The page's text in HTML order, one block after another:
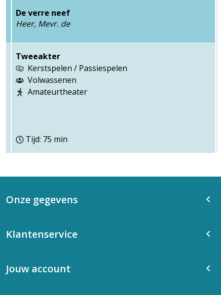
De verre neef
Heer, Mevr. de
Tweeakter
Kerstspelen / Passiespelen
Volwassenen
Amateurtheater
Tijd: 75 min
Onze gegevens
Klantenservice
Jouw account